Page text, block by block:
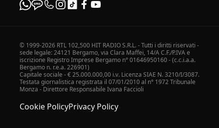
© 1999-2026 RTL 102,500 HIT RADIO S.R.L. - Tutti i diritti riservati -
sede legale: 24121 Bergamo, via Clara Maffei, 14/A C.F./P.IVA e
iscrizione Registro Imprese Bergamo n° 01646950160 - (c.c.i.a.a.
Bergamo n. r.e.a. 226901)
Capitale sociale - € 25.000.000,00 i.v. Licenza SIAE N. 3210/I/3087.
Testata giornalistica registrata il 07/01/2010 al n° 1972 Tribunale
Monza - Direttore Responsabile Ivana Faccioli
Cookie PolicyPrivacy Policy